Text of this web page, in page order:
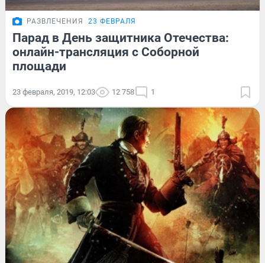
РАЗВЛЕЧЕНИЯ 23 ФЕВРАЛЯ
Парад в День защитника Отечества:
онлайн-трансляция с Соборной
площади
23 февраля, 2019, 12:03 12 758 1